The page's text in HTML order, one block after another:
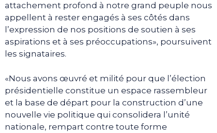
attachement profond à notre grand peuple nous
appellent à rester engagés à ses côtés dans
l’expression de nos positions de soutien à ses
aspirations et à ses préoccupations», poursuivent
les signataires.
«Nous avons œuvré et milité pour que l’élection
présidentielle constitue un espace rassembleur
et la base de départ pour la construction d’une
nouvelle vie politique qui consolidera l’unité
nationale, rempart contre toute forme